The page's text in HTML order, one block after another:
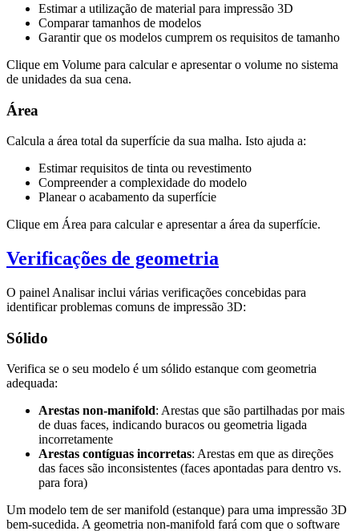
Estimar a utilização de material para impressão 3D
Comparar tamanhos de modelos
Garantir que os modelos cumprem os requisitos de tamanho
Clique em Volume para calcular e apresentar o volume no sistema
de unidades da sua cena.
Área
Calcula a área total da superfície da sua malha. Isto ajuda a:
Estimar requisitos de tinta ou revestimento
Compreender a complexidade do modelo
Planear o acabamento da superfície
Clique em Área para calcular e apresentar a área da superfície.
Verificações de geometria
O painel Analisar inclui várias verificações concebidas para
identificar problemas comuns de impressão 3D:
Sólido
Verifica se o seu modelo é um sólido estanque com geometria
adequada:
Arestas non-manifold: Arestas que são partilhadas por mais
de duas faces, indicando buracos ou geometria ligada
incorretamente
Arestas contíguas incorretas: Arestas em que as direções
das faces são inconsistentes (faces apontadas para dentro vs.
para fora)
Um modelo tem de ser manifold (estanque) para uma impressão 3D
bem-sucedida. A geometria non-manifold fará com que o software